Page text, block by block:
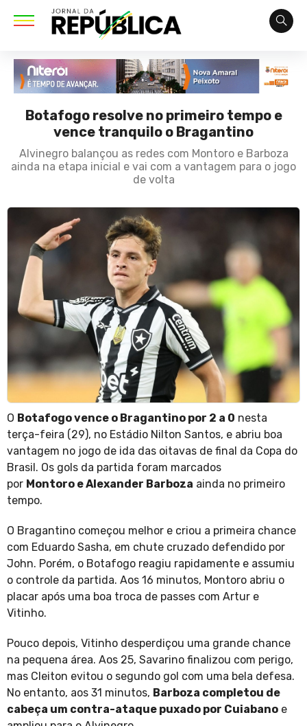
Botafogo resolve no primeiro tempo e
vence tranquilo o Bragantino
Alvinegro balançou as redes com Montoro e Barboza
ainda na etapa inicial e vai com a vantagem para o jogo
de volta
O Botafogo vence o Bragantino por 2 a 0 nesta
terça-feira (29), no Estádio Nilton Santos, e abriu boa
vantagem no jogo de ida das oitavas de final da Copa do
Brasil. Os gols da partida foram marcados
por Montoro e Alexander Barboza ainda no primeiro
tempo.
O Bragantino começou melhor e criou a primeira chance
com Eduardo Sasha, em chute cruzado defendido por
John. Porém, o Botafogo reagiu rapidamente e assumiu
o controle da partida. Aos 16 minutos, Montoro abriu o
placar após uma boa troca de passes com Artur e
Vitinho.
Pouco depois, Vitinho desperdiçou uma grande chance
na pequena área. Aos 25, Savarino finalizou com perigo,
mas Cleiton evitou o segundo gol com uma bela defesa.
No entanto, aos 31 minutos, Barboza completou de
cabeça um contra-ataque puxado por Cuiabano e